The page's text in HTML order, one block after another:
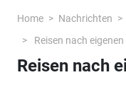
Home Nachrichten
Reisen nach
Reisen nach